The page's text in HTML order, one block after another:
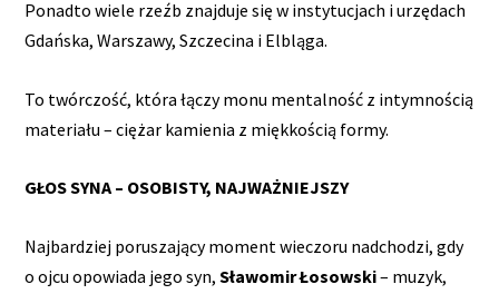
Ponadto wiele rzeźb znajduje się w instytucjach i urzędach
Gdańska, Warszawy, Szczecina i Elbląga.
To twórczość, która łączy monu mentalność z intymnością
materiału – ciężar kamienia z miękkością formy.
GŁOS SYNA – OSOBISTY, NAJWAŻNIEJSZY
Najbardziej poruszający moment wieczoru nadchodzi, gdy
o ojcu opowiada jego syn,Sławomir Łosowski– muzyk,